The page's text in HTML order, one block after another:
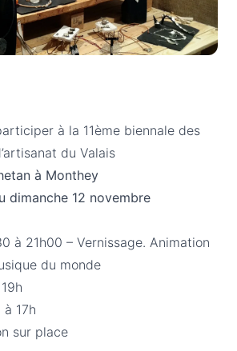
à la 11ème biennale des
du Valais
à Monthey
dimanche 12 novembre
à 21h00 – Vernissage. Animation
du monde
17h
sur place